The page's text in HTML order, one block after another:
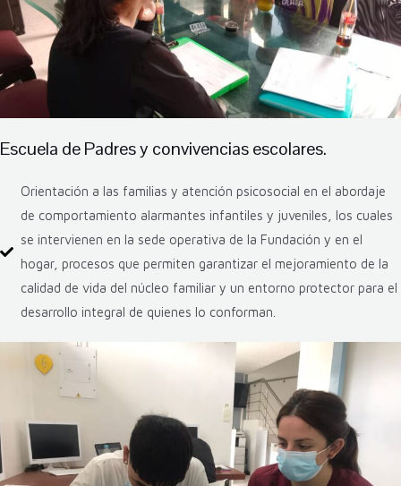
Escuela de Padres y convivencias escolares.
Orientación a las familias y atención psicosocial en el abordaje
de comportamiento alarmantes infantiles y juveniles, los cuales
se intervienen en la sede operativa de la Fundación y en el
hogar, procesos que permiten garantizar el mejoramiento de la
calidad de vida del núcleo familiar y un entorno protector para el
desarrollo integral de quienes lo conforman.